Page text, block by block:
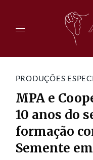
PRODUÇÕES
MPA e
10 anos do
formação
Semente